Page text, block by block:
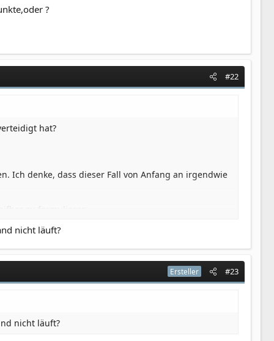
mutmaßlichen Polizisten als Bauernopfer(?) und
?
#22
hat?
Ich denke, dass dieser Fall von Anfang an irgendwie
nicht läuft?
Ersteller #23
nicht läuft?